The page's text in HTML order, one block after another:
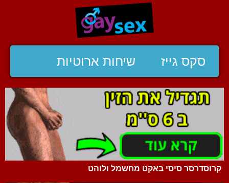
סקס גייז שיחות ארוטיות
קרוסדרסר סיסי באקט מחשמל ולוהט